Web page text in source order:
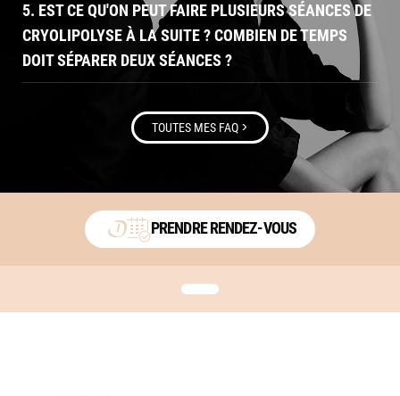
5. EST CE QU'ON PEUT FAIRE PLUSIEURS SÉANCES DE
CRYOLIPOLYSE À LA SUITE ? COMBIEN DE TEMPS
DOIT SÉPARER DEUX SÉANCES ?
TOUTES MES FAQ >
PRENDRE RENDEZ-VOUS